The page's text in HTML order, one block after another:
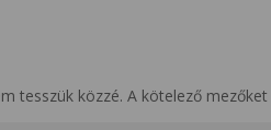
tesszük közzé. A kötelező mezőket